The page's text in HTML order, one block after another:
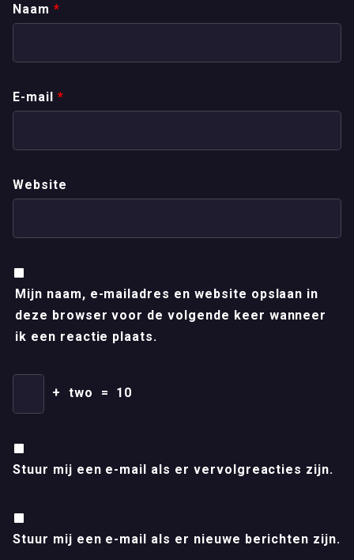
Naam *
E-mail *
Website
Mijn naam, e-mailadres en website opslaan in
deze browser voor de volgende keer wanneer
ik een reactie plaats.
+ two = 10
Stuur mij een e-mail als er vervolgreacties zijn.
Stuur mij een e-mail als er nieuwe berichten zijn.